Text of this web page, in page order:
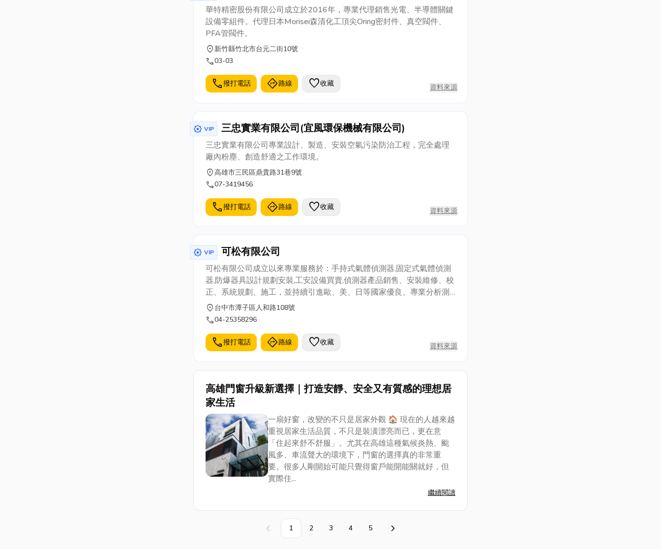
華特精密股份有限公司成立於2016年，專業代理銷售光電、半導體關鍵
設備零組件。代理日本Morisei森清化工頂尖Oring密封件、真空閥件、
PFA管閥件。
location_on新竹縣竹北市台元二街10號
call03-03
call撥打電話 directions路線 favorite收藏 資料來源
award_star VIP 三忠實業有限公司(宜風環保機械有限公司)
三忠實業有限公司專業設計、製造、安裝空氣污染防治工程，完全處理
廠內粉塵、創造舒適之工作環境。
location_on高雄市三民區鼎貴路31巷9號
call07-3419456
call撥打電話 directions路線 favorite收藏 資料來源
award_star VIP 可松有限公司
可松有限公司成立以來專業服務於：手持式氣體偵測器,固定式氣體偵測
器,防爆器具設計規劃安裝,工安設備買賣,偵測器產品銷售、安裝維修、校
正、系統規劃、施工，並持續引進歐、美、日等國家優良、專業分析測
儀器及監測設備，推擴至國內各研究單位及產業製造單位，秉持著不斷
創新、專業團隊、合理價格、最高品質服務及永續經營為信念，幫客戶
location_on 台中市潭子區人和路108號
call04-25358296
call撥打電話 directions路線 favorite收藏 資料來源
高雄門窗升級新選擇｜打造安靜、安全又有質感的理想居
家生活
一扇好窗，改變的不只是居家外觀 🏠 現在的人越來越
重視居家生活品質，不只是裝潢漂亮而已，更在意
「住起來舒不舒服」。尤其在高雄這種氣候炎熱、颱
風多、車流聲大的環境下，門窗的選擇真的非常重
要。很多人剛開始可能只覺得窗戶能開能關就好，但
實際住...
繼續閱讀
上一頁 1 2 3 4 5 下一頁